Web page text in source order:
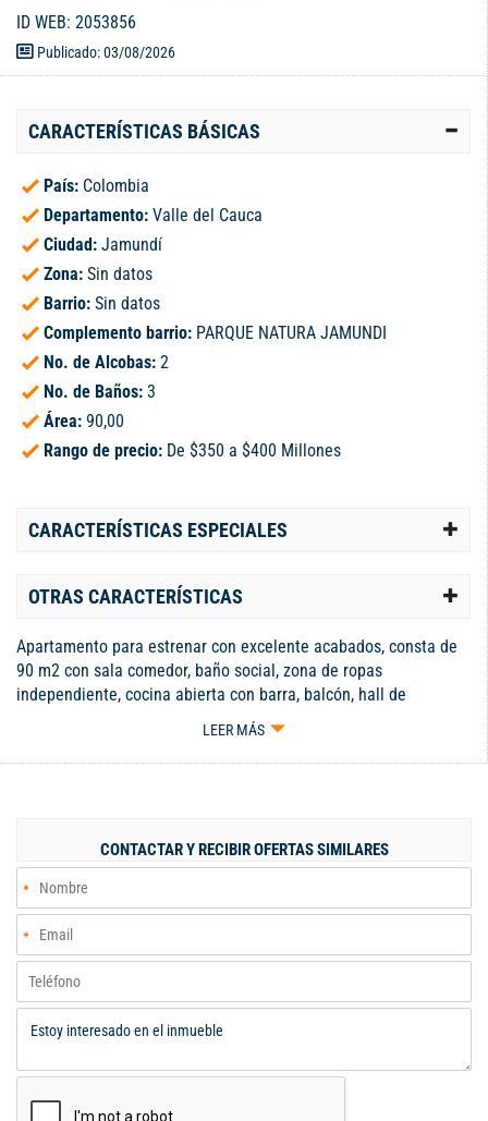
ID WEB: 2053856
Publicado: 03/08/2026
CARACTERÍSTICAS BÁSICAS
País: Colombia
Departamento: Valle del Cauca
Ciudad: Jamundí
Zona: Sin datos
Barrio: Sin datos
Complemento barrio: PARQUE NATURA JAMUNDI
No. de Alcobas: 2
No. de Baños: 3
Área: 90,00
Rango de precio: De $350 a $400 Millones
CARACTERÍSTICAS ESPECIALES
OTRAS CARACTERÍSTICAS
Apartamento para estrenar con excelente acabados, consta de
90 m2 con sala comedor, baño social, zona de ropas
independiente, cocina abierta con barra, balcón, hall de
tv/estudio con posibilidad de 3ra alcoba, alcoba auxiliar, baño
unidad con amplias zonas verdes, piscina, juegos infantiles,
LEER MÁS
CONTACTAR Y RECIBIR OFERTAS SIMILARES